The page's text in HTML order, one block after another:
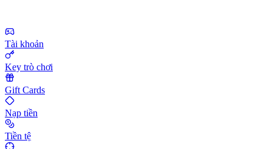
Tài khoản
Key trò chơi
Gift Cards
Nạp tiền
Tiền tệ